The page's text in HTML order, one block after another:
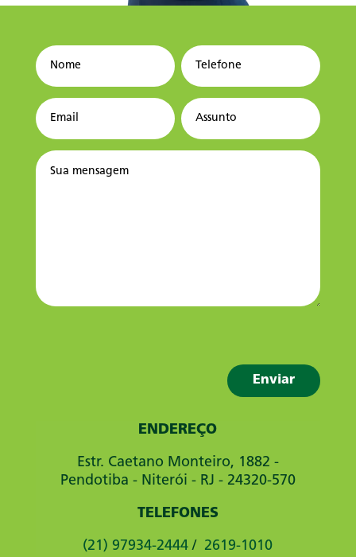
ENDEREÇO
Estr. Caetano Monteiro, 1882 -
Pendotiba - Niterói - RJ - 24320-570
TELEFONES
(21) 97934-2444 / 2619-1010